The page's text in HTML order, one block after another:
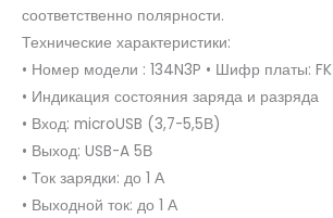
соответственно полярности.
Технические характеристики:
• Номер модели : 134N3P • Шифр платы:
• Индикация состояния заряда и разряда
• Вход: microUSB (3,7-5,5В)
• Выход: USB-A 5В
• Ток зарядки: до 1 А
• Выходной ток: до 1 А